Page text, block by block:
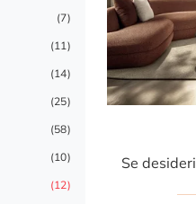
7
11
14
25
58
10
12